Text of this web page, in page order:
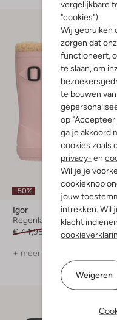
vergelijkbare
"cookies").
Wij gebruiken
zorgen dat
functioneert,
te slaan, om
te bouwen
op "Accepteer
ga je akkoord
cookies zoals
privacy- en
Wil je je
cookieknop
jouw
intrekken. Wil
klacht
Weigeren
-50%
Igor
Regenlaarzen
€ 44,95
€ 21,99
+ meer kleuren